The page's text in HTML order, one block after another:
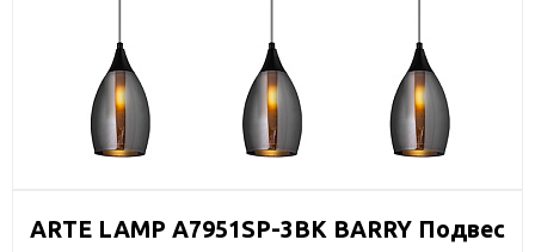
ARTE LAMP A7951SP-3BK BARRY Подвес